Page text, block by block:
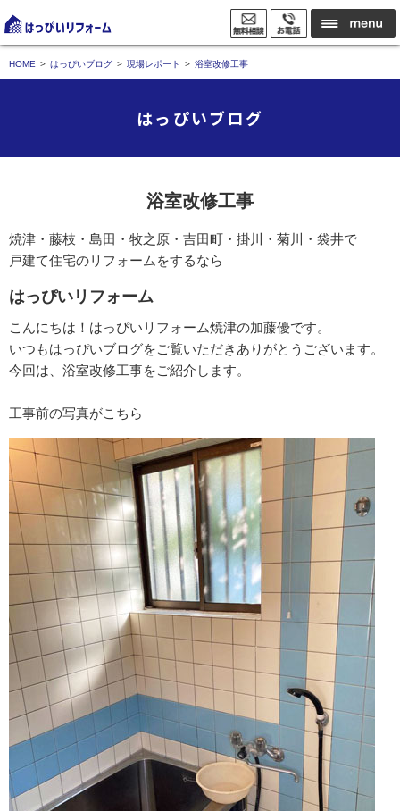
HOME はっぴいブログ 現場レポート 浴室改修工事
はっぴいブログ
浴室改修工事
焼津・藤枝・島田・牧之原・吉田町・掛川・菊川・袋井で
戸建て住宅のリフォームをするなら
はっぴいリフォーム
こんにちは！はっぴいリフォーム焼津の加藤優です。
いつもはっぴいブログをご覧いただきありがとうございます。
今回は、浴室改修工事をご紹介します。
工事前の写真がこちら